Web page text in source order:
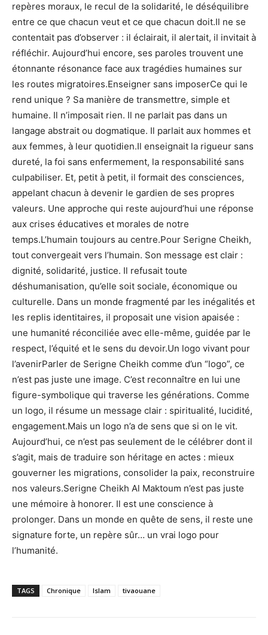
repères moraux, le recul de la solidarité, le déséquilibre
entre ce que chacun veut et ce que chacun doit.Il ne se
contentait pas d’observer : il éclairait, il alertait, il invitait à
réfléchir. Aujourd’hui encore, ses paroles trouvent une
étonnante résonance face aux tragédies humaines sur
les routes migratoires.Enseigner sans imposerCe qui le
rend unique ? Sa manière de transmettre, simple et
humaine. Il n’imposait rien. Il ne parlait pas dans un
langage abstrait ou dogmatique. Il parlait aux hommes et
aux femmes, à leur quotidien.Il enseignait la rigueur sans
dureté, la foi sans enfermement, la responsabilité sans
culpabiliser. Et, petit à petit, il formait des consciences,
appelant chacun à devenir le gardien de ses propres
valeurs. Une approche qui reste aujourd’hui une réponse
aux crises éducatives et morales de notre
temps.L’humain toujours au centre.Pour Serigne Cheikh,
tout convergeait vers l’humain. Son message est clair :
dignité, solidarité, justice. Il refusait toute
déshumanisation, qu’elle soit sociale, économique ou
culturelle. Dans un monde fragmenté par les inégalités et
les replis identitaires, il proposait une vision apaisée :
une humanité réconciliée avec elle-même, guidée par le
respect, l’équité et le sens du devoir.Un logo vivant pour
l’avenirParler de Serigne Cheikh comme d’un “logo”, ce
n’est pas juste une image. C’est reconnaître en lui une
figure-symbolique qui traverse les générations. Comme
un logo, il résume un message clair : spiritualité, lucidité,
engagement.Mais un logo n’a de sens que si on le vit.
Aujourd’hui, ce n’est pas seulement de le célébrer dont il
s’agit, mais de traduire son héritage en actes : mieux
gouverner les migrations, consolider la paix, reconstruire
nos valeurs.Serigne Cheikh Al Maktoum n’est pas juste
une mémoire à honorer. Il est une conscience à
prolonger. Dans un monde en quête de sens, il reste une
signature forte, un repère sûr… un vrai logo pour
l’humanité.
TAGS Chronique Islam tivaouane